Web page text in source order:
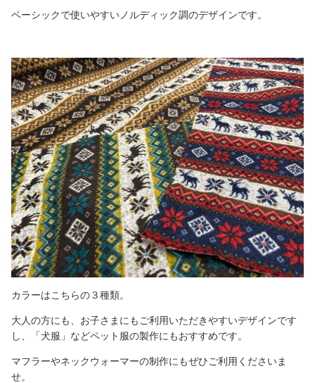
ベーシックで使いやすいノルディック調のデザインです。
カラーはこちらの３種類。
大人の方にも、お子さまにもご利用いただきやすいデザインです
し、「犬服」などペット服の製作にもおすすめです。
マフラーやネックウォーマーの制作にもぜひご利用くださいま
せ。